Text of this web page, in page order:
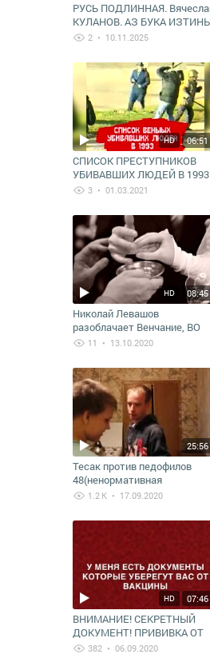
РУСЬ ПОДЛИННАЯ.
КУЛАНОВ. АЗ БУКА
РУСЬ. Её ПЕРВООСНОВА и
#веры
2 • 10.11.2025
06:51
HD
СПИСОК ПРЕСТУПНИКОВ
УБИВАВШИХ ЛЮДЕЙ В 1993
ГОДУ🔥😒
3 • 01.03.2021
08:45
HD
Николай Левашов
разоблачает Венчание, ВО
ВРЕМЯ КОТОРОГО
ФАКТИЧЕСКИ П
11 • 13.10.2020
25:56
Тесак против педофилов
48(ненормативная
лексика).mp4
1.2 K • 17.09.2020
07:46
HD
ВНИМАНИЕ! СЕКРЕТНЫЙ
ДОКУМЕНТ! ПРИВИВКА ОТ
КОВИД 19:-СМЕРТЬ 80%
382 • 06.09.2020